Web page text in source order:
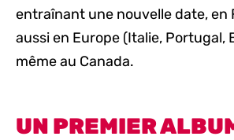
entraînant une nouvelle date, en
aussi en Europe (Italie, Portugal,
même au Canada.
UN PREMIER